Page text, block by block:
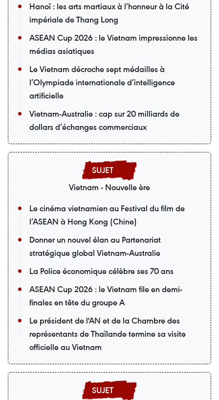
Hanoï : les arts martiaux à l’honneur à la Cité
impériale de Thang Long
ASEAN Cup 2026 : le Vietnam impressionne les
médias asiatiques
Le Vietnam décroche sept médailles à
l’Olympiade internationale d’intelligence
artificielle
Vietnam-Australie : cap sur 20 milliards de
dollars d’échanges commerciaux
Vietnam - Nouvelle ère
Le cinéma vietnamien au Festival du film de
l’ASEAN à Hong Kong (Chine)
Donner un nouvel élan au Partenariat
stratégique global Vietnam-Australie
La Police économique célèbre ses 70 ans
ASEAN Cup 2026 : le Vietnam file en demi-
finales en tête du groupe A
Le président de l'AN et de la Chambre des
représentants de Thaïlande termine sa visite
officielle au Vietnam